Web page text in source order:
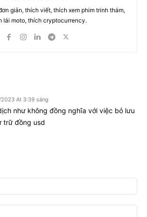
giản, thích viết, thích xem phim trinh thám,
lái moto, thích cryptocurrency.
At 3:39 sáng
như không đồng nghĩa với việc bỏ lưu
trữ đồng usd